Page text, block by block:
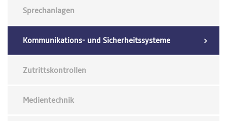
Sprechanlagen
Kommunikations- und Sicherheitssysteme
Zutrittskontrollen
Medientechnik